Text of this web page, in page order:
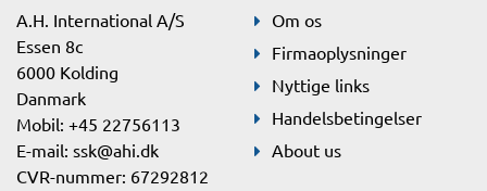
A.H. International A/S
Essen 8c
6000 Kolding
Danmark
Mobil: +45 22756113
E-mail: ssk@ahi.dk
CVR-nummer: 67292812
Om os
Firmaoplysninger
Nyttige links
Handelsbetingelser
About us